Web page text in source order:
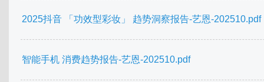
2025抖音 「功效型彩妆」 趋势洞察报告-艺恩-202510.pdf
智能手机 消费趋势报告-艺恩-202510.pdf